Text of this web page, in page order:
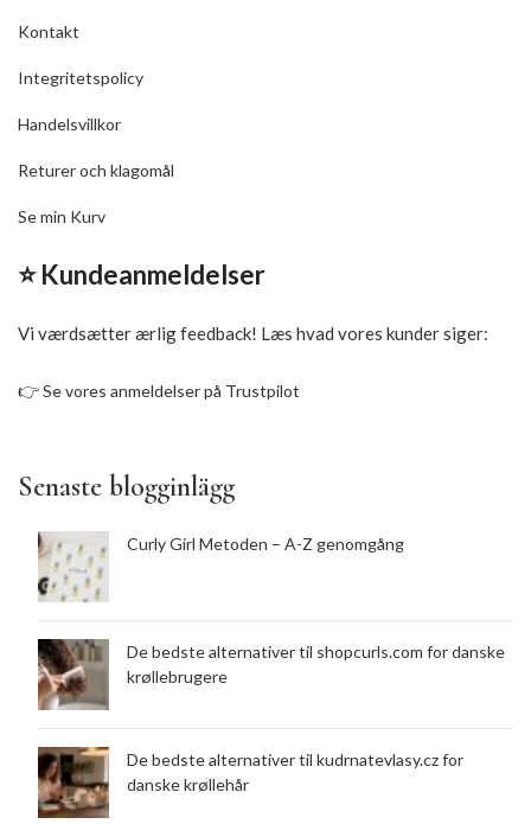
Kontakt
Integritetspolicy
Handelsvillkor
Returer och klagomål
Se min Kurv
⭐ Kundeanmeldelser
Vi værdsætter ærlig feedback! Læs hvad vores kunder siger:
👉Se vores anmeldelser på Trustpilot
Senaste blogginlägg
Curly Girl Metoden – A-Z genomgång
De bedste alternativer til shopcurls.com for danske
krøllebrugere
De bedste alternativer til kudrnatevlasy.cz for
danske krøllehår